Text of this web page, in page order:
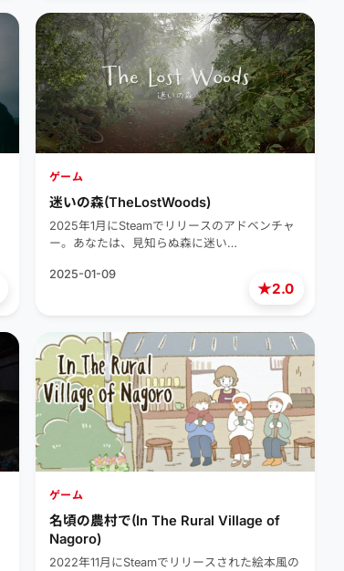
★2.0
ゲーム
迷いの森(TheLostWoods)
2025年1月にSteamでリリースのアドベンチャ
ー。あなたは、見知らぬ森に迷い…
2025-01-09
ゲーム
名頃の農村で(In The Rural Village of
Nagoro)
2022年11月にSteamでリリースされた絵本風の